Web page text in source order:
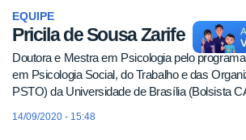
EQUIPE
Pricila de Sousa Zarife
Doutora e Mestra em Psicologia pelo
em Psicologia Social, do Trabalho e das
PSTO) da Universidade de Brasília (Bolsista
14/09/2020 - 15:48